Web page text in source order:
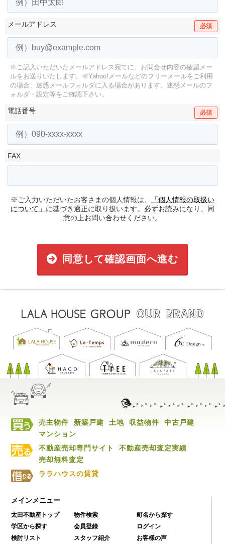
メールアドレス 必須
※ご記入いただいたメールアドレス宛てに、お問合せ内容の確認メー
ルをお送りいたします。
※Yahoo!メールなどのフリーメールをご利用
の場合、迷惑メールフォルダに入る場合があります。 迷惑メールのフ
ォルダ・設定等をご確認下さい。
電話番号 必須
FAX
※ご入力いただいたお客さまの個人情報は、
「個人情報の取扱い
について」 に基づき適正に取り扱います。必ずお読みになり、同
意の上お問い合わせください。
同意して確認画面へ進む
売主物件 新築戸建 土地 収益物件
中古戸建
マンション
不動産売却専門サイト
不動産売却査定実績
売却無料査定
ララハウスの賃貸
メインメニュー
太田不動産トップ 物件検索
町名から探す
学区から探す
会員登録
ログイン
検討リスト
スタッフ紹介 お客様の声